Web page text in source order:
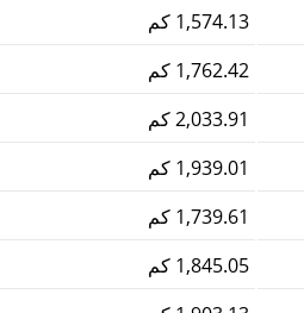
1,574.13 كم
1,762.42 كم
2,033.91 كم
1,939.01 كم
1,739.61 كم
1,845.05 كم